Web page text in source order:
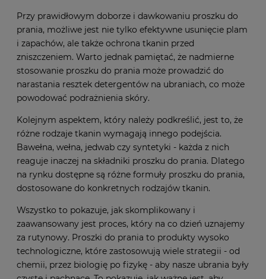
Przy prawidłowym doborze i dawkowaniu proszku do
prania, możliwe jest nie tylko efektywne usunięcie plam
i zapachów, ale także ochrona tkanin przed
zniszczeniem. Warto jednak pamiętać, że nadmierne
stosowanie proszku do prania może prowadzić do
narastania resztek detergentów na ubraniach, co może
powodować podrażnienia skóry.
Kolejnym aspektem, który należy podkreślić, jest to, że
różne rodzaje tkanin wymagają innego podejścia.
Bawełna, wełna, jedwab czy syntetyki - każda z nich
reaguje inaczej na składniki proszku do prania. Dlatego
na rynku dostępne są różne formuły proszku do prania,
dostosowane do konkretnych rodzajów tkanin.
Wszystko to pokazuje, jak skomplikowany i
zaawansowany jest proces, który na co dzień uznajemy
za rutynowy. Proszki do prania to produkty wysoko
technologiczne, które zastosowują wiele strategii - od
chemii, przez biologię po fizykę - aby nasze ubrania były